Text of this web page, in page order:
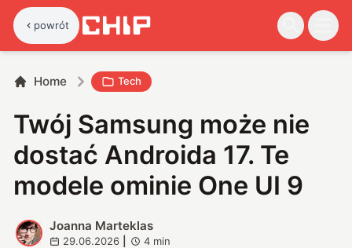
powrót
Home Tech
Twój Samsung może nie
dostać Androida 17. Te
modele ominie One UI 9
J
Joanna Marteklas
29.06.2026 4 min